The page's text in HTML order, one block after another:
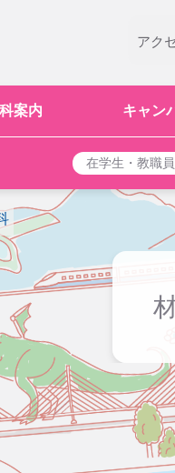
アク
案内 キャン
在学生・教職